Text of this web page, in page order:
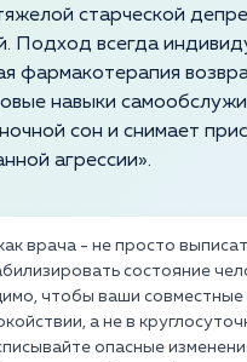
старческой
Подход всегда
фармакотерапия
навыки
сон и снимает
агрессии».
врача - не просто
состояние
чтобы ваши совместные
а не в
опасные